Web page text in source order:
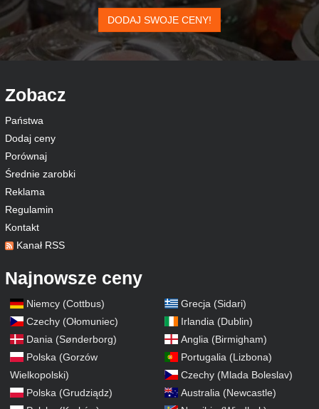
DODAJ SWOJE CENY!
Zobacz
Państwa
Dodaj ceny
Porównaj
Średnie zarobki
Reklama
Regulamin
Kontakt
Kanał RSS
Najnowsze ceny
Niemcy (Cottbus)
Czechy (Ołomuniec)
Dania (Sønderborg)
Polska (Gorzów
Wielkopolski)
Polska (Grudziądz)
Grecja (Sidari)
Irlandia (Dublin)
Anglia (Birmigham)
Portugalia (Lizbona)
Czechy (Mlada Boleslav)
Australia (Newcastle)